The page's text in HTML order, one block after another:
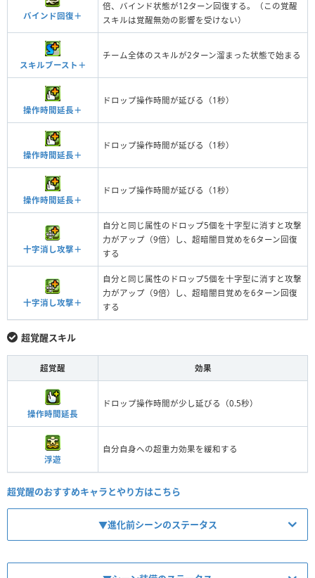
バインド回復＋
倍、バインド状態が12ターン回復する。（この覚醒
スキルは覚醒無効の影響を受けない）
スキルブースト＋
チーム全体のスキルが2ターン溜まった状態で始まる
操作時間延長＋
ドロップ操作時間が延びる（1秒）
操作時間延長＋
ドロップ操作時間が延びる（1秒）
操作時間延長＋
ドロップ操作時間が延びる（1秒）
十字消し攻撃＋
自分と同じ属性のドロップ5個を十字型に消すと攻撃
力がアップ（9倍）し、超暗闇目覚めを6ターン回復
する
十字消し攻撃＋
自分と同じ属性のドロップ5個を十字型に消すと攻撃
力がアップ（9倍）し、超暗闇目覚めを6ターン回復
する
超覚醒スキル
超覚醒 効果
操作時間延長
ドロップ操作時間が少し延びる（0.5秒）
浮遊
自分自身への超重力効果を緩和する
超覚醒のおすすめキャラとやり方はこちら
▼進化前シーンのステータス